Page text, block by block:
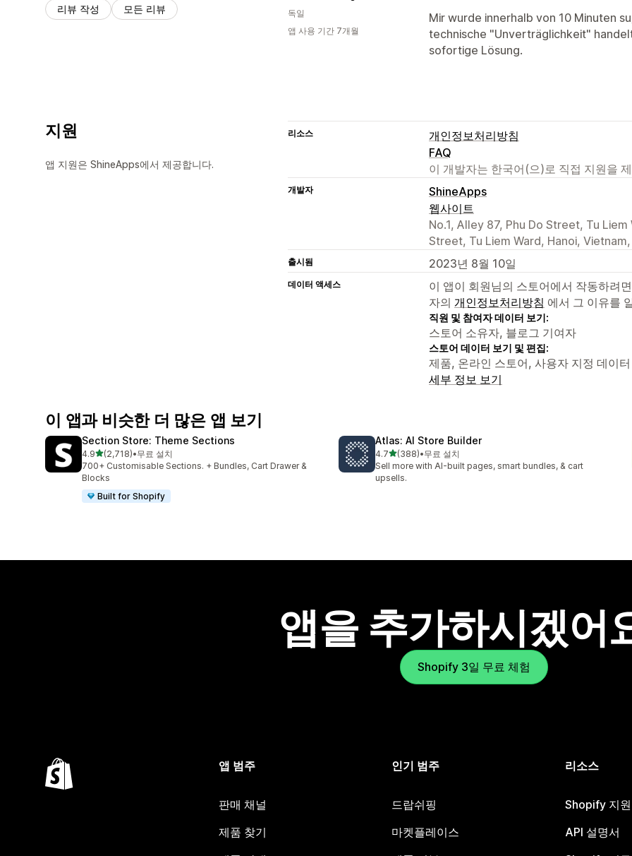
리뷰 작성 모든 리뷰
Mir wurde innerhalb von 10 Minuten
technische "Unverträglichkeit"
sofortige Lösung.
독일
앱 사용 기간 7개월
지원
앱 지원은 ShineApps에서 제공합니다.
리소스
개인정보처리방침
FAQ
이 개발자는 한국어(으)로 직접 지원을
개발자
ShineApps
웹사이트
No.1, Alley 87, Phu Do Street, Tu
Street, Tu Liem Ward, Hanoi,
출시됨 2023년 8월 10일
데이터 액세스
이 앱이 회원님의 스토어에서 작동하려
자의 개인정보처리방침 에서 그 이유를
직원 및 참여자 데이터 보기:
스토어 소유자, 블로그 기여자
스토어 데이터 보기 및 편집:
제품, 온라인 스토어, 사용자 지정 데이터
세부 정보 보기
이 앱과 비슷한 더 많은 앱 보기
Section Store: Theme Sections
4.9별 5개 중
(2,718)
총 리뷰 2718개
•무료 설치
700+ Customisable Sections. + Bundles, Cart Drawer &
Blocks
Built for Shopify
Atlas: AI Store Builder
4.7별 5개 중
(388)
총 리뷰 388개
•무료 설치
Sell more with AI-built pages, smart bundles, & cart
upsells.
앱을 추가하시겠어
Shopify 3일 무료 체험
앱 범주
판매 채널
제품 찾기
인기 범주
드랍쉬핑
마켓플레이스
리소스
Shopify 지원
API 설명서